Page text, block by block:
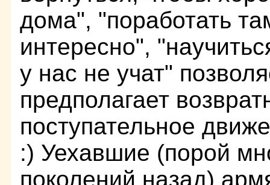
дома", "поработать
интересно",
у нас не учат"
предполагает
поступательное
:) Уехавшие (порой
поколений назад)